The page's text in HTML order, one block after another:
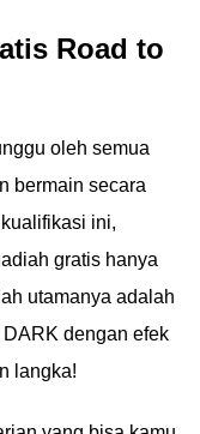
Road to
oleh semua
bermain secara
ini,
gratis hanya
utamanya adalah
dengan efek
langka!